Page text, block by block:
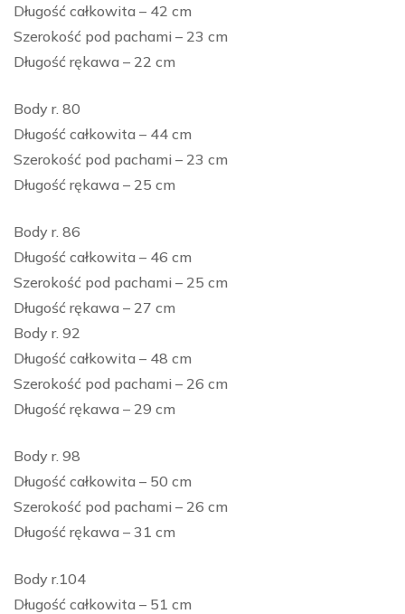
Długość całkowita – 42 cm
Szerokość pod pachami – 23 cm
Długość rękawa – 22 cm
Body r. 80
Długość całkowita – 44 cm
Szerokość pod pachami – 23 cm
Długość rękawa – 25 cm
Body r. 86
Długość całkowita – 46 cm
Szerokość pod pachami – 25 cm
Długość rękawa – 27 cm
Body r. 92
Długość całkowita – 48 cm
Szerokość pod pachami – 26 cm
Długość rękawa – 29 cm
Body r. 98
Długość całkowita – 50 cm
Szerokość pod pachami – 26 cm
Długość rękawa – 31 cm
Body r.104
Długość całkowita – 51 cm